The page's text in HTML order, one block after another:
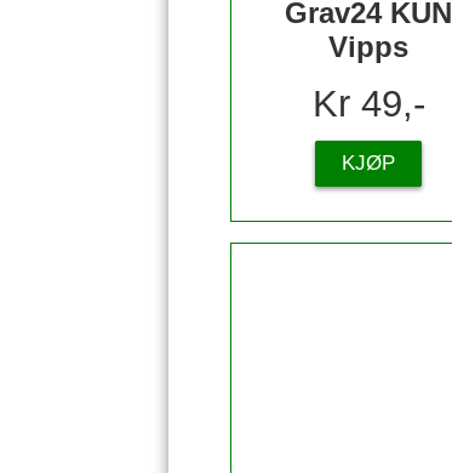
Grav24 KUN
Vipps
Kr 49,-
KJØP